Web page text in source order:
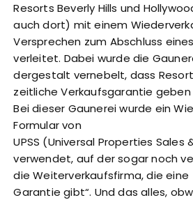
Resorts Beverly Hills und
auch dort) mit einem
Versprechen zum Abschluss
verleitet. Dabei wurde die
dergestalt vernebelt, dass
zeitliche Verkaufsgarantie geben
Bei dieser Gaunerei wurde ein
Formular von
UPSS (Universal Properties Sales
verwendet, auf der sogar noch
die Weiterverkaufsfirma, die eine
Garantie gibt“. Und das alles,